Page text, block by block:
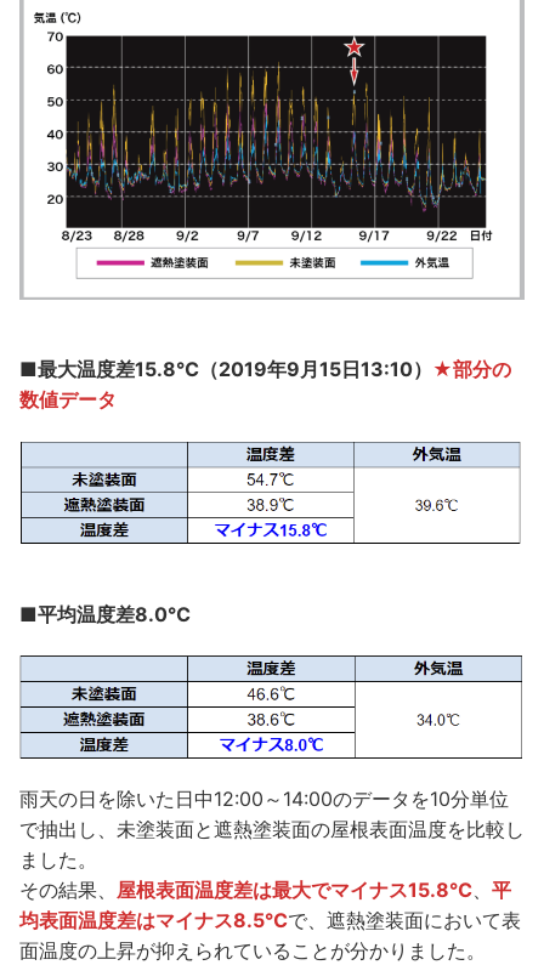
■最大温度差15.8℃（2019年9月15日13:10） ★部分の
数値データ
■平均温度差8.0℃
雨天の日を除いた日中12:00～14:00のデータを10分単位
で抽出し、未塗装面と遮熱塗装面の屋根表面温度を比較し
ました。
その結果、 屋根表面温度差は最大でマイナス15.8℃、 平
均表面温度差はマイナス8.5℃で、遮熱塗装面において表
面温度の上昇が抑えられていることが分かりました。